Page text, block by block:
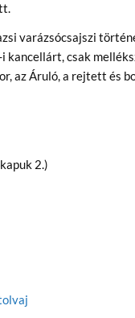
varázsócsajszi
csak
az Áruló, a rejtett és
2.)